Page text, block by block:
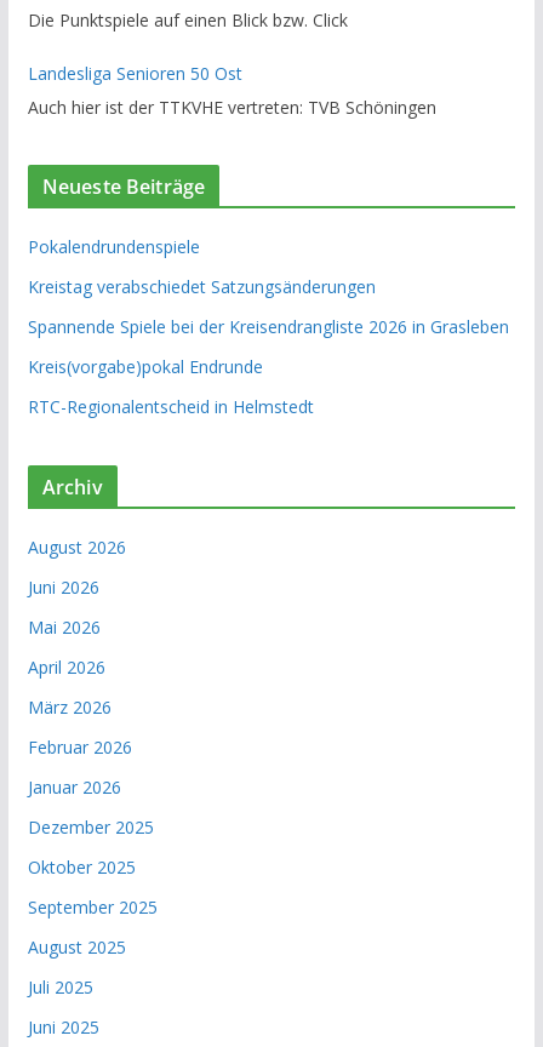
Die Punktspiele auf einen Blick bzw. Click
Landesliga Senioren 50 Ost
Auch hier ist der TTKVHE vertreten: TVB Schöningen
Neueste Beiträge
Pokalendrundenspiele
Kreistag verabschiedet Satzungsänderungen
Spannende Spiele bei der Kreisendrangliste 2026 in Grasleben
Kreis(vorgabe)pokal Endrunde
RTC-Regionalentscheid in Helmstedt
Archiv
August 2026
Juni 2026
Mai 2026
April 2026
März 2026
Februar 2026
Januar 2026
Dezember 2025
Oktober 2025
September 2025
August 2025
Juli 2025
Juni 2025